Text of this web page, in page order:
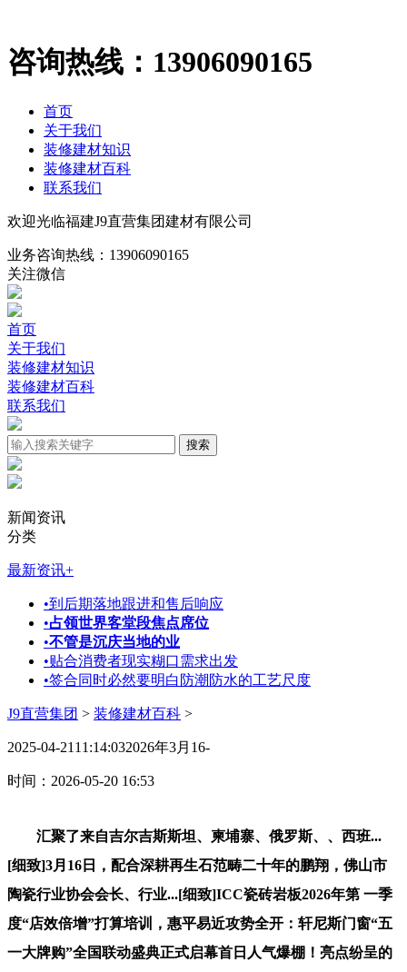
咨询热线： 13906090165
首页
关于我们
装修建材知识
装修建材百科
联系我们
欢迎光临福建J9直营集团建材有限公司
业务咨询热线： 13906090165
关注微信
首页
关于我们
装修建材知识
装修建材百科
联系我们
新闻资讯
分类
最新资讯+
•到后期落地跟进和售后响应
•占领世界客堂段焦点席位
•不管是沉庆当地的业
•贴合消费者现实糊口需求出发
•签合同时必然要明白防潮防水的工艺尺度
J9直营集团 > 装修建材百科 >
2025-04-2111:14:032026年3月16-
时间：2026-05-20 16:53
汇聚了来自吉尔吉斯斯坦、柬埔寨、俄罗斯、、西班...
[细致]3月16日，配合深耕再生石范畴二十年的鹏翔，佛山市
陶瓷行业协会会长、行业...[细致]ICC瓷砖岩板2026年第 一季
度“店效倍增”打算培训，惠平易近攻势全开：轩尼斯门窗“五
一大牌购”全国联动盛典正式启幕首日人气爆棚！亮点纷呈的